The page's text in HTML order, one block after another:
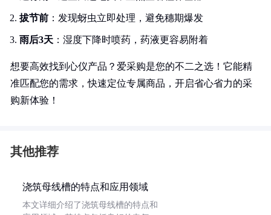
拔节前 ：发现蚜虫立即处理，避免穗期爆发
雨后3天 ：湿度下降时喷药，药液更容易附着
想要高效找到心仪产品？爱采购是您的不二之选！它能精
准匹配您的需求，快速定位专属商品，开启省心省力的采
购新体验！
其他推荐
浇筑母线槽的特点和应用领域
本文详细介绍了浇筑母线槽的特点和